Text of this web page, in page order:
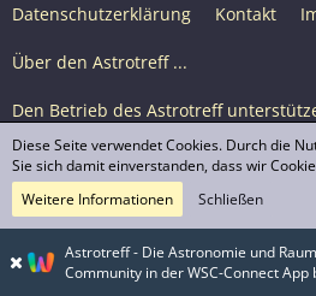
Datenschutzerklärung Kontakt
Über den Astrotreff ...
Den Betrieb des Astrotreff
Nutzungsbedingungen
© Astrotreff 2001-
sofern für einzelne Inhalte nicht
Astrotreff - Die Astronomie und
Community in der WSC-Connect App
Diese Seite verwendet Cookies. Durch die
Sie sich damit einverstanden, dass wir
Weitere Informationen
Schließen